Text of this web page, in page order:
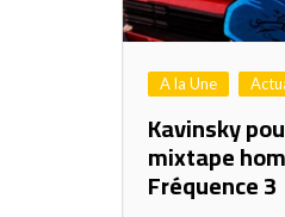
A la Une
Kavinsky
mixtape
Fréquence 3